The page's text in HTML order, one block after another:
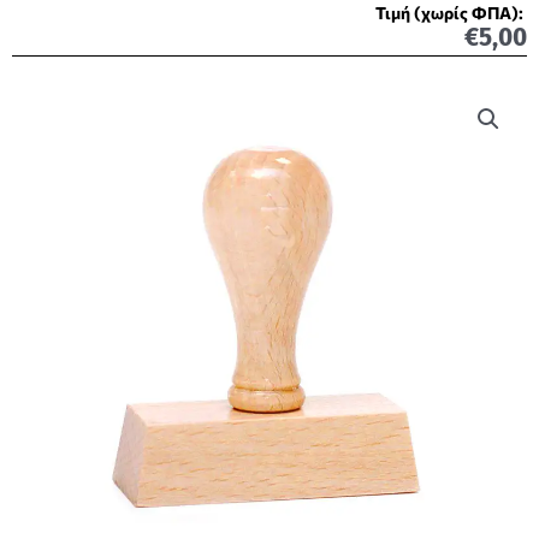
Τιμή (χωρίς ΦΠΑ):
€5,00